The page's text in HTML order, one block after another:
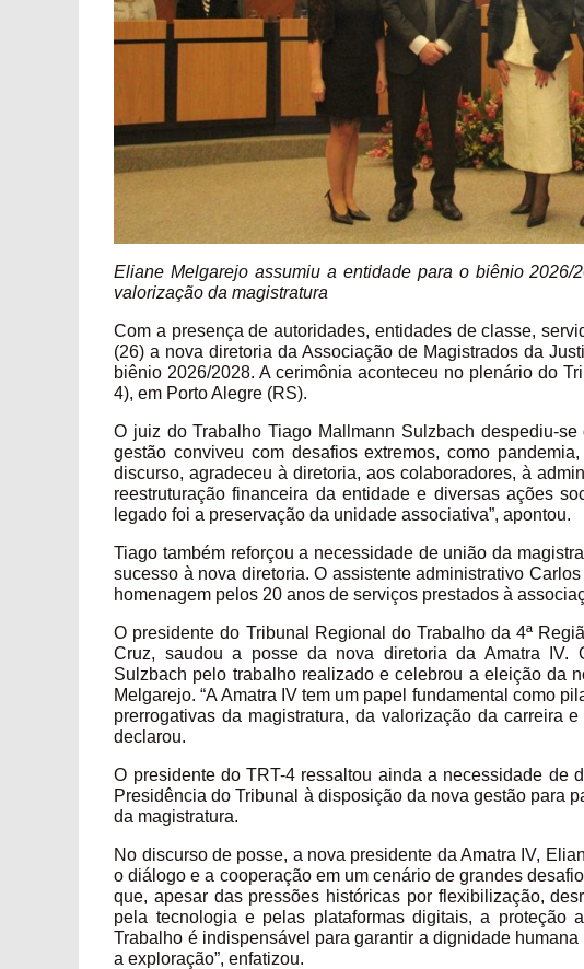
Eliane Melgarejo assumiu a entidade para o biênio
valorização da magistratura
Com a presença de autoridades, entidades de classe,
(26) a nova diretoria da Associação de Magistrados da
biênio 2026/2028. A cerimônia aconteceu no plenário do
4), em Porto Alegre (RS).
O juiz do Trabalho Tiago Mallmann Sulzbach despediu-
gestão conviveu com desafios extremos, como
discurso, agradeceu à diretoria, aos colaboradores, à
reestruturação financeira da entidade e diversas ações
legado foi a preservação da unidade associativa”, apontou.
Tiago também reforçou a necessidade de união da
sucesso à nova diretoria. O assistente administrativo
homenagem pelos 20 anos de serviços prestados à
O presidente do Tribunal Regional do Trabalho da 4ª
Cruz, saudou a posse da nova diretoria da Amatra IV.
Sulzbach pelo trabalho realizado e celebrou a eleição da
Melgarejo. “A Amatra IV tem um papel fundamental como
prerrogativas da magistratura, da valorização da carreira
declarou.
O presidente do TRT-4 ressaltou ainda a necessidade de
Presidência do Tribunal à disposição da nova gestão para
da magistratura.
No discurso de posse, a nova presidente da Amatra IV,
o diálogo e a cooperação em um cenário de grandes
que, apesar das pressões históricas por flexibilização,
pela tecnologia e pelas plataformas digitais, a proteção
Trabalho é indispensável para garantir a dignidade
a exploração”, enfatizou.